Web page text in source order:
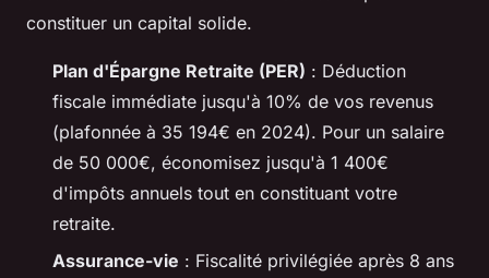
constituer un capital solide.
Plan d'Épargne Retraite (PER) : Déduction
fiscale immédiate jusqu'à 10% de vos revenus
(plafonnée à 35 194€ en 2024). Pour un salaire
de 50 000€, économisez jusqu'à 1 400€
d'impôts annuels tout en constituant votre
retraite.
Assurance-vie : Fiscalité privilégiée après 8 ans